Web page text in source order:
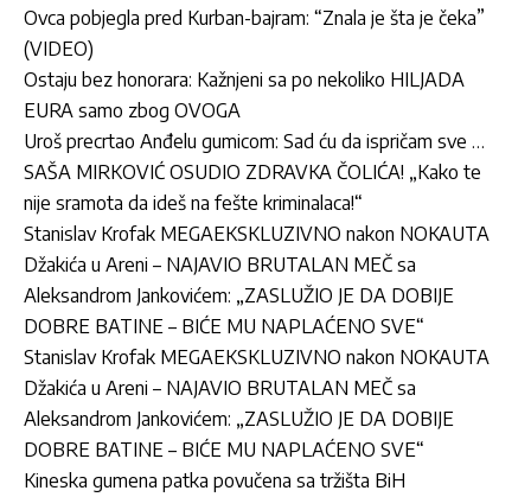
Ovca pobjegla pred Kurban-bajram: “Znala je šta je čeka”
(VIDEO)
Ostaju bez honorara: Kažnjeni sa po nekoliko HILJADA
EURA samo zbog OVOGA
Uroš precrtao Anđelu gumicom: Sad ću da ispričam sve …
SAŠA MIRKOVIĆ OSUDIO ZDRAVKA ČOLIĆA! „Kako te
nije sramota da ideš na fešte kriminalaca!“
Stanislav Krofak MEGAEKSKLUZIVNO nakon NOKAUTA
Džakića u Areni – NAJAVIO BRUTALAN MEČ sa
Aleksandrom Jankovićem: „ZASLUŽIO JE DA DOBIJE
DOBRE BATINE – BIĆE MU NAPLAĆENO SVE“
Stanislav Krofak MEGAEKSKLUZIVNO nakon NOKAUTA
Džakića u Areni – NAJAVIO BRUTALAN MEČ sa
Aleksandrom Jankovićem: „ZASLUŽIO JE DA DOBIJE
DOBRE BATINE – BIĆE MU NAPLAĆENO SVE“
Kineska gumena patka povučena sa tržišta BiH